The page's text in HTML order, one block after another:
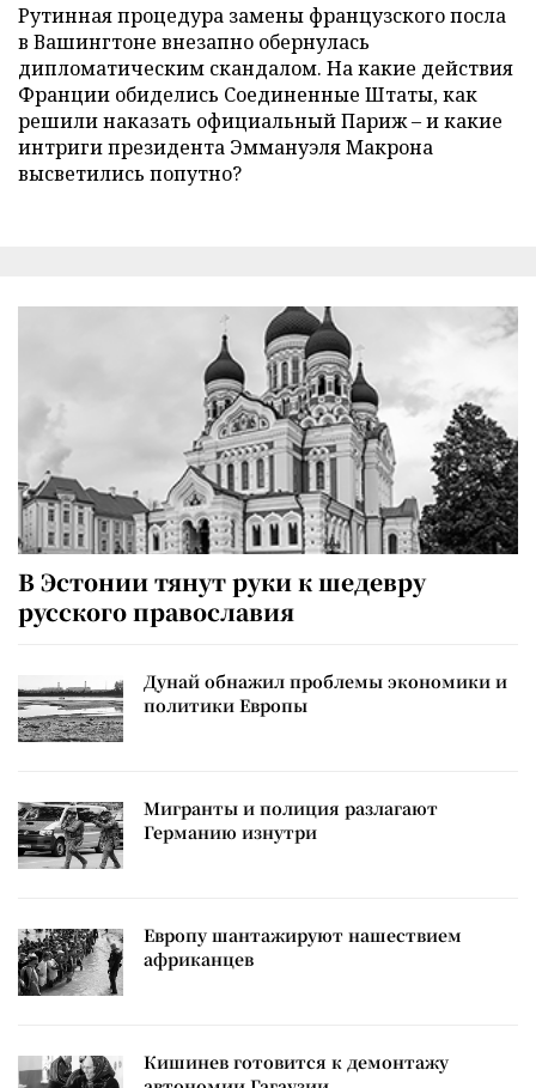
Рутинная процедура замены французского посла
в Вашингтоне внезапно обернулась
дипломатическим скандалом. На какие действия
Франции обиделись Соединенные Штаты, как
решили наказать официальный Париж – и какие
интриги президента Эммануэля Макрона
высветились попутно?
В Эстонии тянут руки к шедевру
русского православия
Дунай обнажил проблемы экономики и
политики Европы
Мигранты и полиция разлагают
Германию изнутри
Европу шантажируют нашествием
африканцев
Кишинев готовится к демонтажу